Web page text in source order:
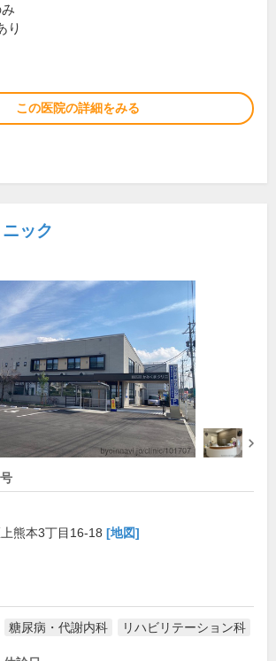
り
この医院の詳細をみる
ック
熊本3丁目16-18 [地図]
糖尿病・代謝内科 リハビリテーション科